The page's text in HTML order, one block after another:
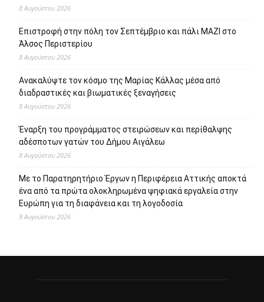
8 Αυγούστου 2026
Επιστροφή στην πόλη τον Σεπτέμβριο και πάλι ΜΑΖΙ στο
Άλσος Περιστερίου
8 Αυγούστου 2026
Ανακαλύψτε τον κόσμο της Μαρίας Κάλλας μέσα από
διαδραστικές και βιωματικές ξεναγήσεις
8 Αυγούστου 2026
Έναρξη του προγράμματος στειρώσεων και περίθαλψης
αδέσποτων γατών του Δήμου Αιγάλεω
8 Αυγούστου 2026
Με το Παρατηρητήριο Έργων η Περιφέρεια Αττικής αποκτά
ένα από τα πρώτα ολοκληρωμένα ψηφιακά εργαλεία στην
Ευρώπη για τη διαφάνεια και τη λογοδοσία
8 Αυγούστου 2026